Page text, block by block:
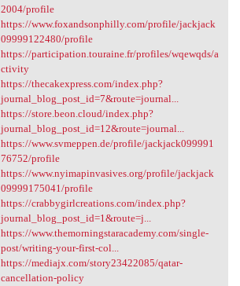
2004/profile
https://www.foxandsonphilly.com/profile/jackjack
09999122480/profile
https://participation.touraine.fr/profiles/wqewqds/a
ctivity
https://thecakexpress.com/index.php?
journal_blog_post_id=7&route=journal...
https://store.beon.cloud/index.php?
journal_blog_post_id=12&route=journal...
https://www.svmeppen.de/profile/jackjack099991
76752/profile
https://www.nyimapinvasives.org/profile/jackjack
09999175041/profile
https://crabbygirlcreations.com/index.php?
journal_blog_post_id=1&route=j...
https://www.themorningstaracademy.com/single-
post/writing-your-first-col...
https://mediajx.com/story23422085/qatar-
cancellation-policy